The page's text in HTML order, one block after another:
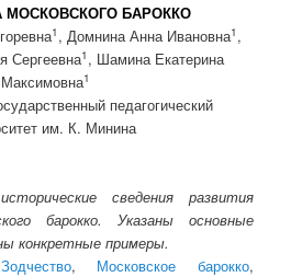
МОСКОВСКОГО БАРОККО
1 , Домнина Анна Ивановна1 ,
Сергеевна1 , Шамина Екатерина
Максимовна1
педагогический
им. К. Минина
сведения развития
барокко. Указаны основные
конкретные примеры.
Зодчество, Московское барокко,